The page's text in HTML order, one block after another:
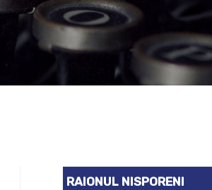
RAIONUL NISPORENI